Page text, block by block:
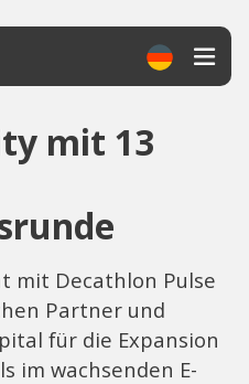
mit 13
mit Decathlon Pulse
Partner und
für die Expansion
im wachsenden E-